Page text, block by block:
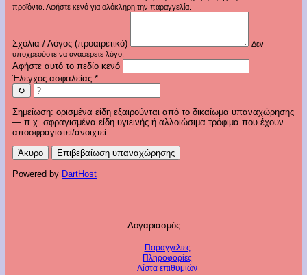
προϊόντα. Αφήστε κενό για ολόκληρη την παραγγελία.
Σχόλια / Λόγος (προαιρετικό)
Δεν
υποχρεούστε να αναφέρετε λόγο.
Αφήστε αυτό το πεδίο κενό
Έλεγχος ασφαλείας *
↻
Σημείωση: ορισμένα είδη εξαιρούνται από το δικαίωμα υπαναχώρησης
— π.χ. σφραγισμένα είδη υγιεινής ή αλλοιώσιμα τρόφιμα που έχουν
αποσφραγιστεί/ανοιχτεί.
Άκυρο Επιβεβαίωση υπαναχώρησης
Powered by DartHost
Λογαριασμός
Παραγγελίες
Πληροφορίες
Λίστα επιθυμιών